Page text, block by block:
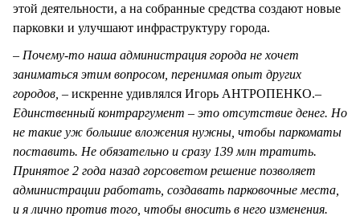
этой деятельности, а на собранные средства создают новые
парковки и улучшают инфраструктуру города.
– Почему-то наша администрация города не хочет
заниматься этим вопросом, перенимая опыт других
городов, – искренне удивлялся Игорь АНТРОПЕНКО.–
Единственный контраргумент – это отсутствие денег. Но
не такие уж большие вложения нужны, чтобы паркоматы
поставить. Не обязательно и сразу 139 млн тратить.
Принятое 2 года назад горсоветом решение позволяет
администрации работать, создавать парковочные места,
и я лично против того, чтобы вносить в него изменения.